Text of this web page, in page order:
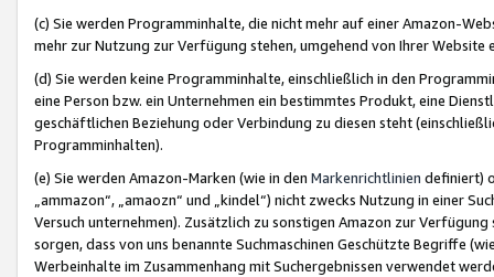
(c) Sie werden Programminhalte, die nicht mehr auf einer Amazon-
mehr zur Nutzung zur Verfügung stehen, umgehend von Ihrer
(d) Sie werden keine Programminhalte, einschließlich in den
eine Person bzw. ein Unternehmen ein bestimmtes Produkt, eine
geschäftlichen Beziehung oder Verbindung zu diesen steht
Programminhalten).
(e) Sie werden Amazon-Marken (wie in den Markenrichtlinien definiert)
„ammazon“, „amaozn“ und „kindel“) nicht zwecks Nutzung in einer
Versuch unternehmen). Zusätzlich zu sonstigen Amazon zur
sorgen, dass von uns benannte Suchmaschinen Geschützte Begriffe
Werbeinhalte im Zusammenhang mit Suchergebnissen verwendet